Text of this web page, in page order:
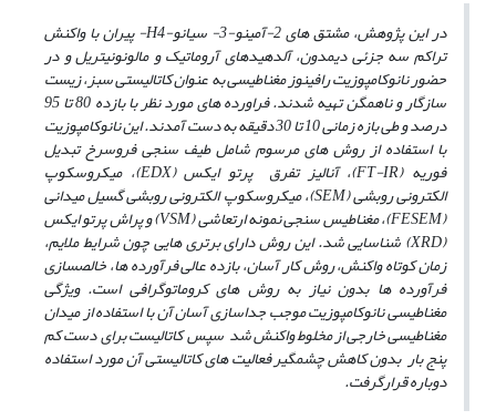
در این پژوهش، مشتق ­های 2-آمینو-3- سیانو-H4- پیران با واکنش
تراکم سه جزئی دیمدون، آلدهیدهای آروماتیک و مالونونیتریل و در
حضور نانوکامپوزیت رافینوز مغناطیسی به عنوان کاتالیستی سبز، زیست
سازگار و ناهمگن تهیه شدند. فراورده های مورد نظر با بازده 80 تا 95
درصد و طی بازه زمانی 10 تا 30 دقیقه به­ دست آمدند. این نانوکامپوزیت
با استفاده از روش‏ های مرسوم شامل طیف سنجی فروسرخ تبدیل
فوریه (FT-IR)، آنالیز تفرق پرتو ایکس (EDX)، میکروسکوپ
الکترونی روبشی (SEM)، میکروسکوپ الکترونی روبشی گسیل میدانی
(FESEM)، مغناطیس سنجی نمونه ارتعاشی (VSM) و پراش پرتو ایکس
(XRD) شناسایی شد. این روش دارای برتری­ هایی چون شرایط ملایم،
زمان کوتاه واکنش، روش کار آسان، بازده عالی فرآورده­ ها، خالص‏سازی
فرآورده­ ها بدون نیاز به روش های کروماتوگرافی است. ویژگی
مغناطیسی نانوکامپوزیت موجب جداسازی آسان آن با استفاده از میدان
مغناطیسی خارجی از مخلوط واکنش شد سپس کاتالیست برای دست کم
پنج بار بدون کاهش چشمگیر فعالیت‏ های کاتالیستی آن مورد استفاده
دوباره قرارگرفت.